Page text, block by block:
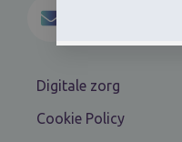
Digitale zorg
Cookie Policy